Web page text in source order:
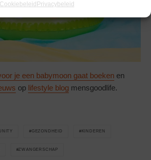
Cookiebeleid Privacybeleid
je een babymoon gaat boeken en
op lifestyle blog mensgoodlife.
GEZONDHEID KINDEREN
ZWANGERSCHAP